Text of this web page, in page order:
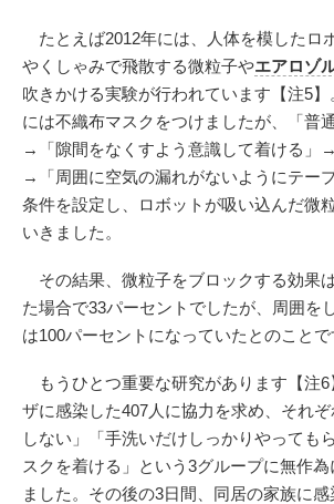
たとえば2012年には、人体を模したロ
やくしゃみで飛散する微粒子やエアロゾ
吹きかける実験が行われています【注5
には不織布マスクをつけましたが、「普
→「隙間をなくすよう意識して着ける」→
→「周囲に空気の漏れがないようにテー
条件を設定し、ロボットが吸い込んだ微
いきました。
その結果、微粒子をブロックする効果
た場合で33パーセントでしたが、周囲を
は100パーセントになっていたとのことで
もうひとつ重要な研究があります【注6
ザに感染した407人に協力を求め、それ
しない」「手洗いだけしっかりやっても
スクを着ける」という3グループに無作
ました。その後の3日間、同居の家族に